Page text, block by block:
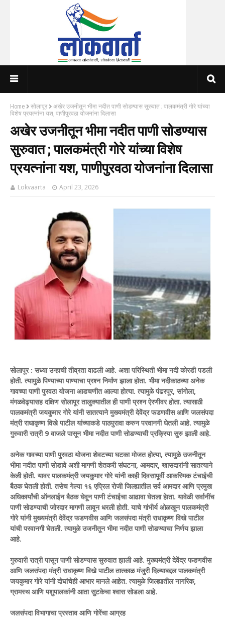
Home सोलापूर
अखेर उजनीतून भीमा नदीत पाणी सोडण्यास सुरुवात ; पालकमंत्री गोरे यांच्या
विशेष प्रयत्नांना यश, पाणीपुरवठा योजनांना दिलासा
अखेर उजनीतून भीमा नदीत पाणी सोडण्यास
सुरुवात ; पालकमंत्री गोरे यांच्या विशेष
प्रयत्नांना यश, पाणीपुरवठा योजनांना दिलासा
Lokvaarta April 23, 2026
सोलापूर : सध्या उन्हाची तीव्रता वाढली आहे. अशा परिस्थिती भीमा नदी कोरडी पडली
होती. त्यामुळे पिण्याच्या पाण्याचा प्रश्न निर्माण झाला होता. भीमा नदीकाठच्या अनेक
गावच्या पाणी पुरवठा योजना आडचणीत आल्या होत्या. त्यामुळे पंढरपूर, सांगोला,
मंगळवेढ्यासह दक्षिण सोलापूर तालुक्यातील ही पाणी प्रश्न ऐरणीवर होता. त्यासाठी
पालकमंत्री जयकुमार गोरे यांनी सातत्याने मुख्यमंत्री देवेंद्र फडणवीस आणि जलसंपदा
मंत्री राधाकृष्ण विखे पाटील यांच्याकडे पाठपुरावा करुन परवानगी घेतली आहे. त्यामुळे
गुरुवारी रात्री 9 वाजले पासून भीमा नदीत पाणी सोडण्याची प्रक्रिया सुरु झाली आहे.
अनेक गावच्या पाणी पुरवठा योजना शेवटच्या घटका मोजत होत्या, त्यामुळे उजनीतून
भीमा नदीत पाणी सोडावे अशी मागणी शेतकरी संघटना, आमदार, खासदारांनी सातत्याने
केली होती. यावर पालकमंत्री जयकुमार गोरे यांनी काही दिवसापूर्वी आकस्मिक टंचाईची
बैठक घेतली होती. तसेच गेल्या १६ एप्रिल रोजी जिल्ह्यातील सर्व आमदार आणि प्रमुख
अधिकार्यांची ऑनलाईन बैठक घेवून पाणी टंचाईचा आढावा घेतला हेाता. यावेळी सर्वानींच
पाणी सोडण्याची जोरदार मागणी लावून धरली होती. याचे गांभीर्य ओळखून पालकमंत्री
गोरे यांनी मुख्यमंत्री देवेंद्र फडणवीस आणि जलसंपदा मंत्री राधाकृष्ण विखे पाटील
यांची परवानगी घेतली. त्यामुळे उजनीतून भीमा नदीत पाणी सोडण्याचा निर्णय झाला
आहे.
गुरुवारी रात्री पासून पाणी सोडण्यास सुरुवात झाली आहे. मुख्यमंत्री देवेंद्र फडणवीस
आणि जलसंपदा मंत्री राधाकृष्ण विखे पाटील तात्काळ मंजुरी दिल्याबद्दल पालकमंत्री
जयकुमार गोरे यांनी दोघांचेही आभार मानले आहेत. त्यामुळे जिल्ह्यातील नागरिक,
ग्रामस्थ आणि पशुपालकांनी आता सुटकेचा श्वास सोडला आहे.
जलसंपदा विभागाचा प्रस्ताव आणि गोरेंचा आग्रह